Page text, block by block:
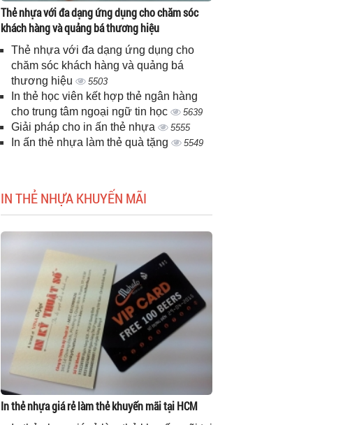
Thẻ nhựa với đa dạng ứng dụng cho chăm sóc
khách hàng và quảng bá thương hiệu
Thẻ nhựa với đa dạng ứng dụng cho
chăm sóc khách hàng và quảng bá
thương hiệu
5503
In thẻ học viên kết hợp thẻ ngân hàng
cho trung tâm ngoại ngữ tin học
5639
Giải pháp cho in ấn thẻ nhựa 5555
In ấn thẻ nhựa làm thẻ quà tặng 5549
IN THẺ NHỰA KHUYẾN MÃI
In thẻ nhựa giá rẻ làm thẻ khuyến mãi tại HCM